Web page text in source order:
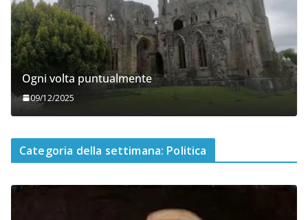
Ogni volta puntualmente
09/12/2025
Categoria della settimana: Politica